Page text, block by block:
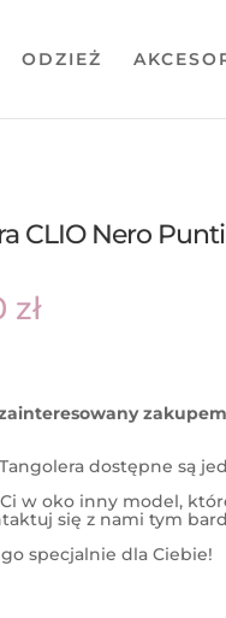
ODZIEŻ
CLIO Nero
zł
dostępne są
Ci w oko inny model,
się z nami tym
specjalnie dla Ciebie!